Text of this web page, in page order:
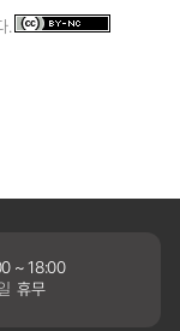
.
~ 18:00
휴무